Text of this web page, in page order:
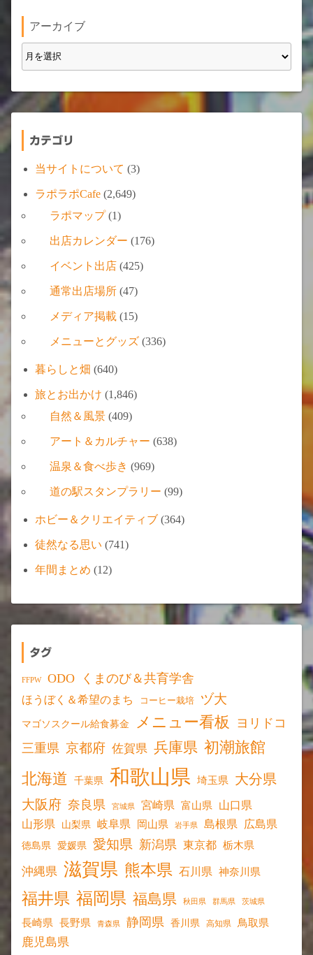
アーカイブ
カテゴリ
当サイトについて (3)
ラポラポCafe (2,649)
ラポマップ(1)
出店カレンダー (176)
イベント出店 (425)
通常出店場所 (47)
メディア掲載 (15)
メニューとグッズ (336)
暮らしと畑 (640)
旅とお出かけ (1,846)
自然＆風景 (409)
アート＆カルチャー (638)
温泉＆食べ歩き (969)
道の駅スタンプラリー (99)
ホビー＆クリエイティブ (364)
徒然なる思い (741)
年間まとめ (12)
タグ
FFPW ODO くまのび＆共育学舎
ほうぼく＆希望のまち コーヒー栽培 ヅ大
マゴソスクール給食募金 メニュー看板
ヨリドコ
三重県 京都府 佐賀県 兵庫県 初潮旅館
北海道
千葉県 和歌山県 埼玉県 大分県
大阪府 奈良県 宮城県 宮崎県 富山県 山口県
山形県 山梨県 岐阜県 岡山県 岩手県 島根県 広島県
徳島県 愛媛県 愛知県 新潟県 東京都 栃木県
沖縄県 滋賀県 熊本県 石川県 神奈川県
福井県 福岡県 福島県 秋田県 群馬県 茨城県
長崎県 長野県 青森県 静岡県 香川県 高知県 鳥取県
鹿児島県